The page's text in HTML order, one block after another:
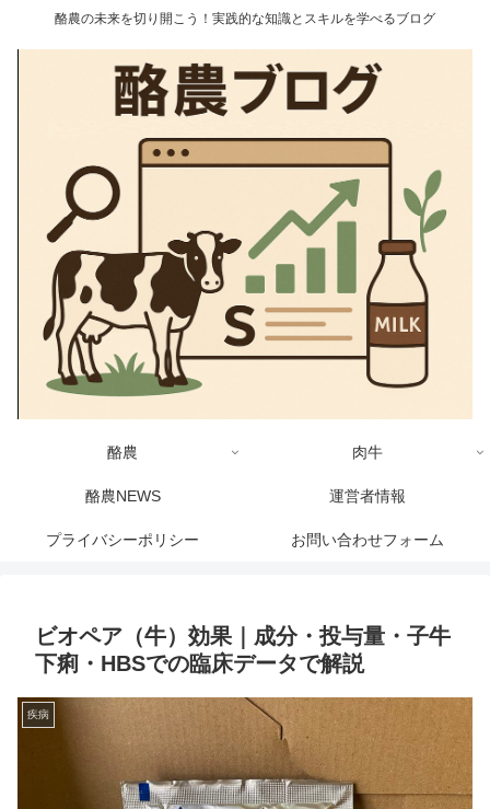
酪農の未来を切り開こう！実践的な知識とスキルを学べるブログ
酪農 肉牛
酪農NEWS 運営者情報
プライバシーポリシー お問い合わせフォーム
ビオペア（牛）効果｜成分・投与量・子牛
下痢・HBSでの臨床データで解説
疾病